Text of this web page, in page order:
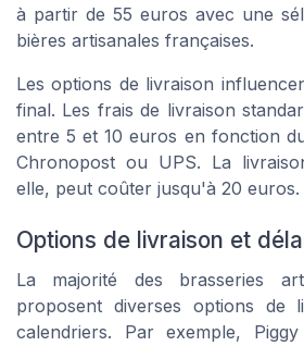
à partir de 55 euros avec une
bières artisanales françaises.
Les options de livraison
final. Les frais de livraison
entre 5 et 10 euros en fonction
Chronopost ou UPS. La
elle, peut coûter jusqu'à 20 euros.
Options de livraison et
La majorité des brasseries
proposent diverses options de
calendriers. Par exemple,